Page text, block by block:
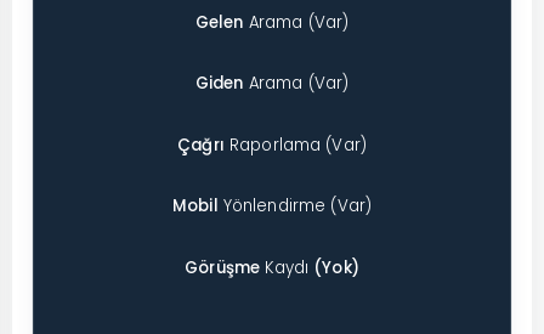
Gelen Arama (Var)
Giden Arama (Var)
Çağrı Raporlama (Var)
Mobil Yönlendirme (Var)
Görüşme Kaydı (Yok)